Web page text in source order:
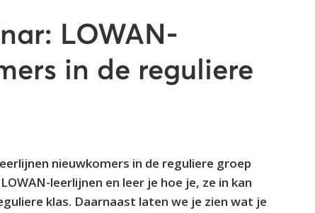
LOWAN-
in de reguliere
nieuwkomers in de reguliere groep
leerlijnen en leer je hoe je, ze in kan
klas. Daarnaast laten we je zien wat je